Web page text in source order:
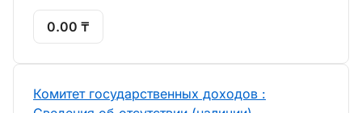
0.00 ₸
Комитет государственных доходов :